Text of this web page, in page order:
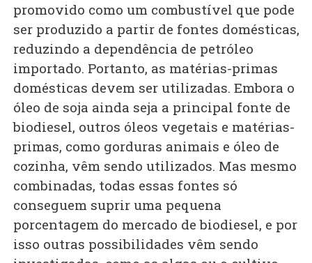
promovido como um combustível que pode
ser produzido a partir de fontes domésticas,
reduzindo a dependência de petróleo
importado. Portanto, as matérias-primas
domésticas devem ser utilizadas. Embora o
óleo de soja ainda seja a principal fonte de
biodiesel, outros óleos vegetais e matérias-
primas, como gorduras animais e óleo de
cozinha, vêm sendo utilizados. Mas mesmo
combinadas, todas essas fontes só
conseguem suprir uma pequena
porcentagem do mercado de biodiesel, e por
isso outras possibilidades vêm sendo